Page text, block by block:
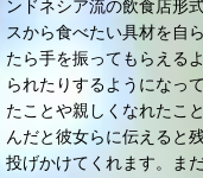
ンドネシア流の飲食店形
スから食べたい具材を自
たら手を振ってもらえる
られたりするようになっ
たことや親しくなれたこ
んだと彼女らに伝えると
投げかけてくれます。ま